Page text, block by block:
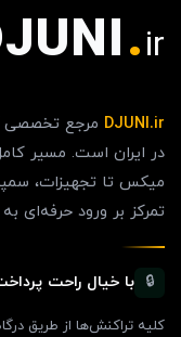
.ir
DJUNI.ir مرجع تخصصی
میکس تا تجهیزات،
تمرکز بر ورود حرفه‌ای به
🔒 با خیال راحت
کلیه تراکنش‌ها از طریق